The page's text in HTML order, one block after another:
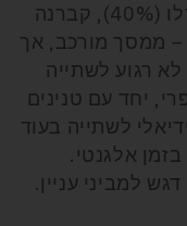
הקברנה מוביל (48%), יחד עם מרלו (40%), קברנה
(10%) ומעט פטי ורדו (2%) – ממסך מורכב, אך
לא רגוע לשתייה
יחד עם טנינים
לשתייה בעוד
אלגנטי.
למביני עניין.